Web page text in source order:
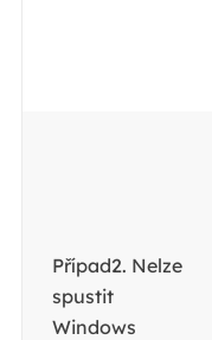
Případ2. Nelze
spustit
Windows